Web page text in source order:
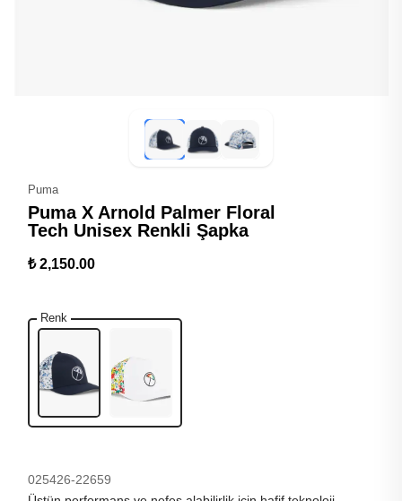
Puma
Puma X Arnold Palmer Floral
Tech Unisex Renkli Şapka
₺ 2,150.00
Renk
025426-22659